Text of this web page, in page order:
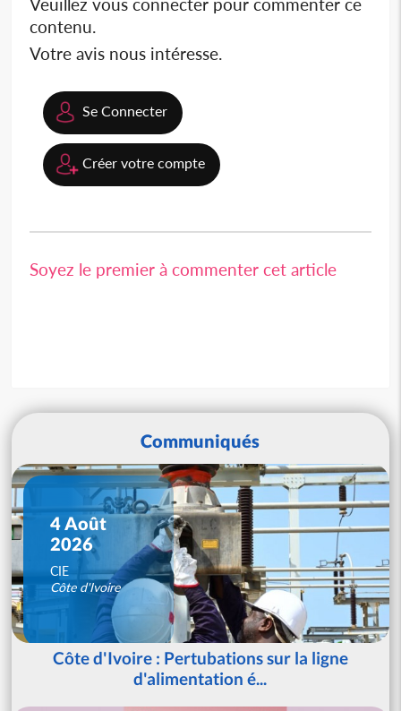
Veuillez vous connecter pour commenter ce
contenu.
Votre avis nous intéresse.
Se Connecter
Créer votre compte
Soyez le premier à commenter cet article
Communiqués
4 Août
2026
CIE
Côte d'Ivoire
Côte d'Ivoire : Pertubations sur la ligne
d'alimentation é...